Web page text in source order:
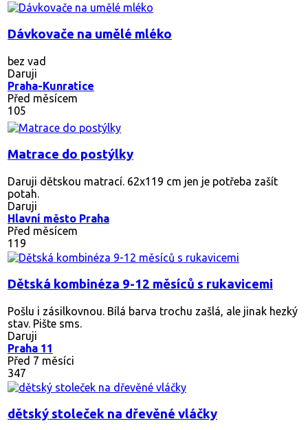
Dávkovače na umělé mléko
bez vad
Daruji
Praha-Kunratice
Před měsícem
105
Matrace do postýlky
Daruji dětskou matrací. 62x119 cm jen je potřeba zašít
potah.
Daruji
Hlavní město Praha
Před měsícem
119
Dětská kombinéza 9-12 měsíců s rukavicemi
Pošlu i zásilkovnou. Bílá barva trochu zašlá, ale jinak hezký
stav. Pište sms.
Daruji
Praha 11
Před 7 měsíci
347
dětský stoleček na dřevěné vláčky